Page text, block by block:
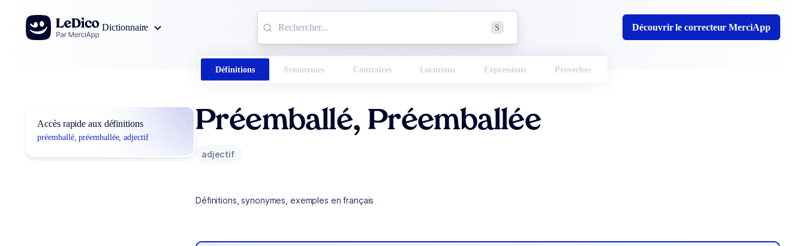
Aller au contenu
Dictionnaire
S Découvrir le correcteur MerciApp
Définitions Synonymes Contraires Locutions Expressions Proverbes
Accès rapide aux définitions
préemballé, préemballée, adjectif
Préemballé, Préemballée
adjectif
Définitions, synonymes, exemples en français